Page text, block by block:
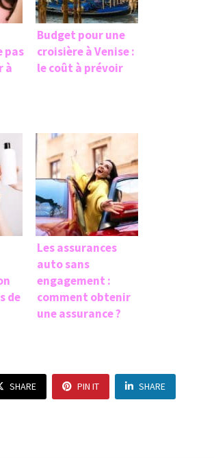
pas
à
Budget pour une
croisière à Venise :
le coût à prévoir
de
Les assurances
auto sans
engagement :
comment obtenir
une assurance ?
SHARE PIN IT SHARE